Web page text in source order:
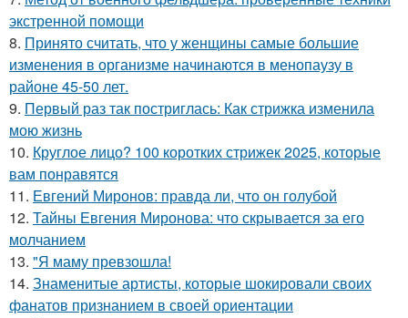
экстренной помощи
8. Принято считать, что у женщины самые большие
изменения в организме начинаются в менопаузу в
районе 45-50 лет.
9. Первый раз так постриглась: Как стрижка изменила
мою жизнь
10. Круглое лицо? 100 коротких стрижек 2025, которые
вам понравятся
11. Евгений Миронов: правда ли, что он голубой
12. Тайны Евгения Миронова: что скрывается за его
молчанием
13. "Я маму превзошла!
14. Знаменитые артисты, которые шокировали своих
фанатов признанием в своей ориентации